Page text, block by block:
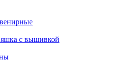
с вышивкой